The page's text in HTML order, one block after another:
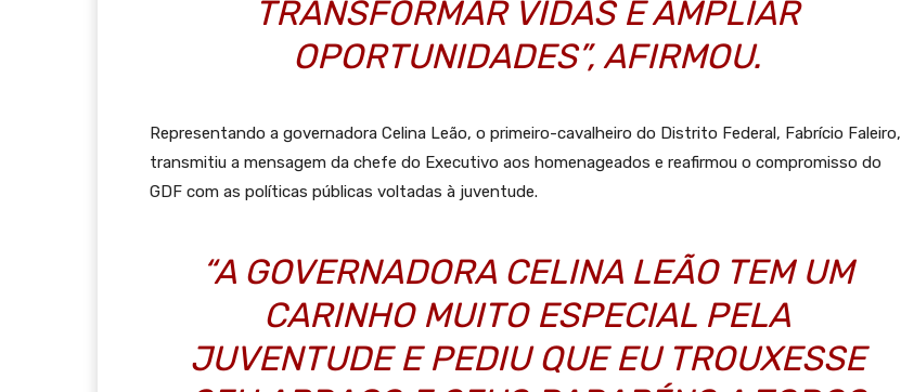
TRANSFORMAR VIDAS E AMPLIAR
OPORTUNIDADES”, AFIRMOU.
Representando a governadora Celina Leão, o primeiro-cavalheiro do Distrito Federal, Fabrício Faleiro,
transmitiu a mensagem da chefe do Executivo aos homenageados e reafirmou o compromisso do
GDF com as políticas públicas voltadas à juventude.
“A GOVERNADORA CELINA LEÃO TEM UM
CARINHO MUITO ESPECIAL PELA
JUVENTUDE E PEDIU QUE EU TROUXESSE